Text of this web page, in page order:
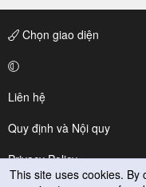
Chọn giao diện
Liên hệ
Quy định và Nội quy
Privacy Policy
This site uses cookies. By